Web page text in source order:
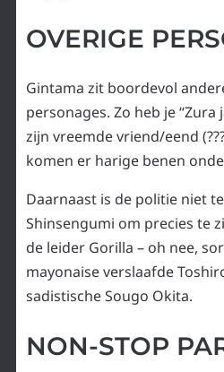
OVERIGE
Gintama zit boordevol
personages. Zo heb je “Zura
zijn vreemde vriend/eend
komen er harige benen
Daarnaast is de politie niet
Shinsengumi om precies te
de leider Gorilla – oh nee,
mayonaise verslaafde
sadistische Sougo Okita.
NON-STOP